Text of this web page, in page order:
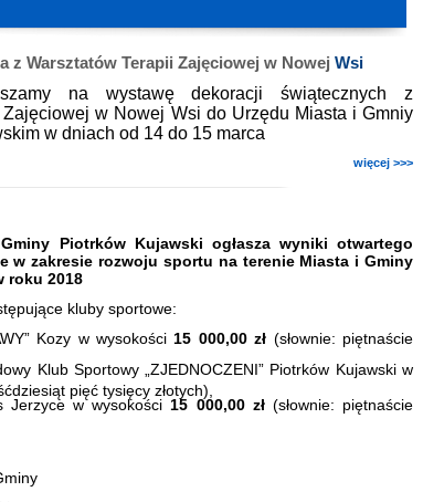
z Warsztatów Terapii Zajęciowej w Nowej Wsi
na wystawę dekoracji świątecznych z
Zajęciowej w Nowej Wsi do Urzędu Miasta i Gmniy
w dniach od 14 do 15 marca
więcej >>>
Piotrków Kujawski ogłasza wyniki otwartego
w zakresie rozwoju sportu na terenie Miasta i Gminy
roku 2018
kluby sportowe:
Kozy w wysokości 15 000,00 zł (słownie: piętnaście
Klub Sportowy „ZJEDNOCZENI” Piotrków Kujawski w
pięć tysięcy złotych),
Jerzyce w wysokości 15 000,00 zł(słownie: piętnaście